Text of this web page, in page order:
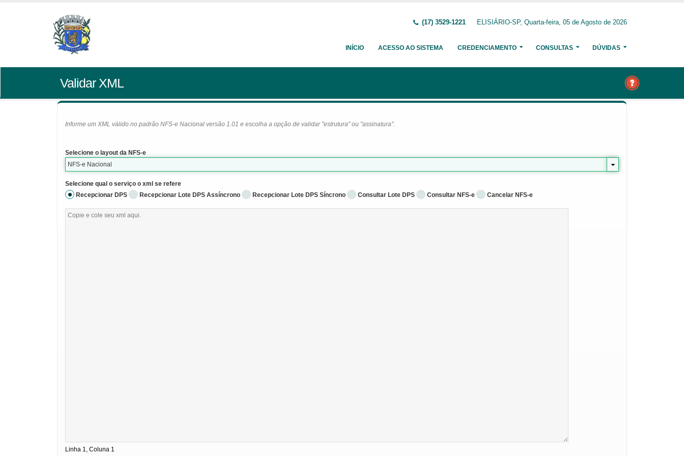
(17) 3529-1221 ELISIÁRIO-SP, Quarta-feira, 05 de Agosto de 2026
INÍCIO ACESSO AO SISTEMA CREDENCIAMENTO CONSULTAS DÚVIDAS
Validar XML
Informe um XML válido no padrão NFS-e Nacional versão 1.01 e escolha a opção de validar "estrutura" ou "assinatura".
Selecione o layout da NFS-e
NFS-e Nacional
Selecione qual o serviço o xml se refere
Recepcionar DPS
Recepcionar Lote DPS Assíncrono Recepcionar Lote DPS Síncrono Consultar Lote DPS Consultar NFS-e Cancelar NFS-e
Linha 1, Coluna 1